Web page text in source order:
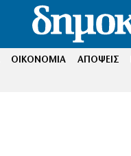
ΟΙΚΟΝΟΜΙΑ ΑΠΟΨΕΙΣ